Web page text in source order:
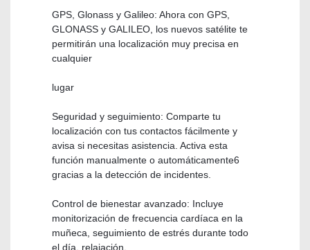
GPS, Glonass y Galileo: Ahora con GPS,
GLONASS y GALILEO, los nuevos satélite te
permitirán una localización muy precisa en
cualquier
lugar
Seguridad y seguimiento: Comparte tu
localización con tus contactos fácilmente y
avisa si necesitas asistencia. Activa esta
función manualmente o automáticamente6
gracias a la detección de incidentes.
Control de bienestar avanzado: Incluye
monitorización de frecuencia cardíaca en la
muñeca, seguimiento de estrés durante todo
el día, relajación,